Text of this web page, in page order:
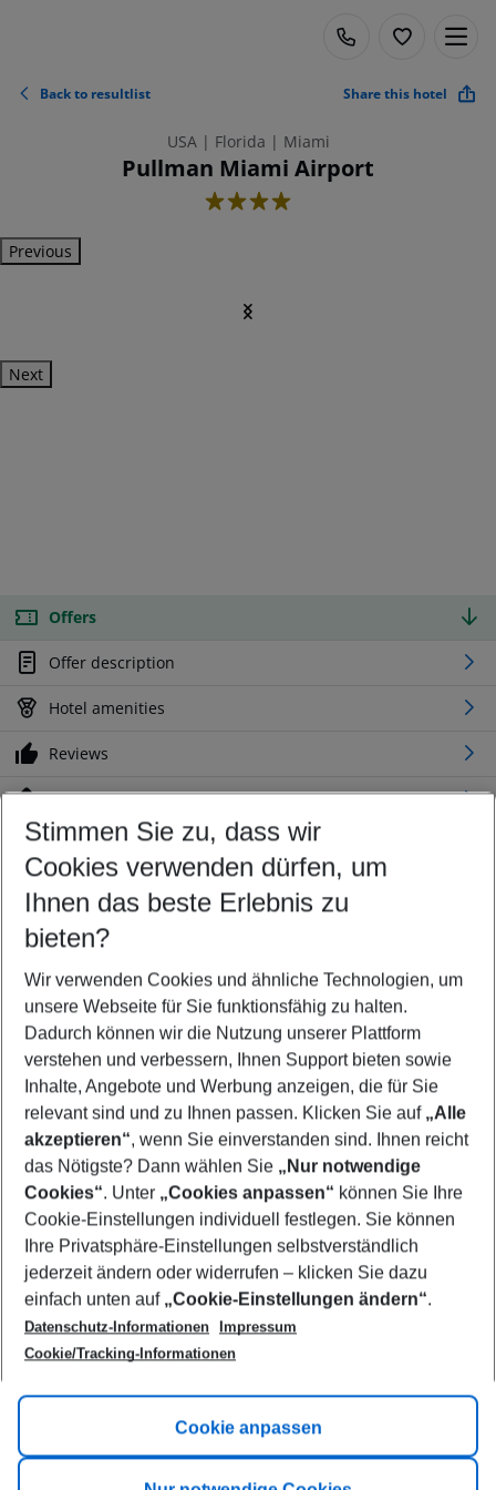
Back to resultlist Share this hotel
USA | Florida | Miami
Pullman Miami Airport
4
Previous
Next
Offers
Offer description
Hotel amenities
Reviews
Location
Customize your offer
Find the perfect deal which suits your best
Your departure airport
Any airport
Select your date range
10/08/26–08/08/27 5-8 nights
Who will travel
2 adults No children
Show more filter
Footer
Footer navigation
Title A
Link A
Stimmen Sie zu, dass wir
Cookies verwenden dürfen, um
Ihnen das beste Erlebnis zu
bieten?
Wir verwenden Cookies und ähnliche Technologien, um
unsere Webseite für Sie funktionsfähig zu halten.
Dadurch können wir die Nutzung unserer Plattform
verstehen und verbessern, Ihnen Support bieten sowie
Inhalte, Angebote und Werbung anzeigen, die für Sie
relevant sind und zu Ihnen passen. Klicken Sie auf „Alle
akzeptieren“, wenn Sie einverstanden sind. Ihnen reicht
das Nötigste? Dann wählen Sie „Nur notwendige
Cookies“. Unter „Cookies anpassen“ können Sie Ihre
Cookie-Einstellungen individuell festlegen. Sie können
Ihre Privatsphäre-Einstellungen selbstverständlich
jederzeit ändern oder widerrufen – klicken Sie dazu
einfach unten auf „Cookie-Einstellungen ändern“.
Datenschutz-Informationen
Impressum
Cookie/Tracking-Informationen
Cookie anpassen